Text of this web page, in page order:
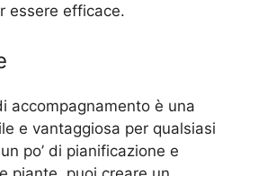
essere efficace.
accompagnamento è una
e vantaggiosa per qualsiasi
po’ di pianificazione e